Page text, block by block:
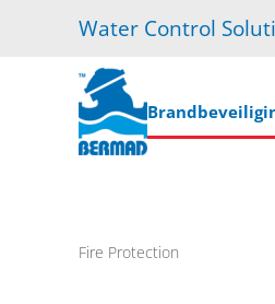
main
content
Water Control
Fire Protection